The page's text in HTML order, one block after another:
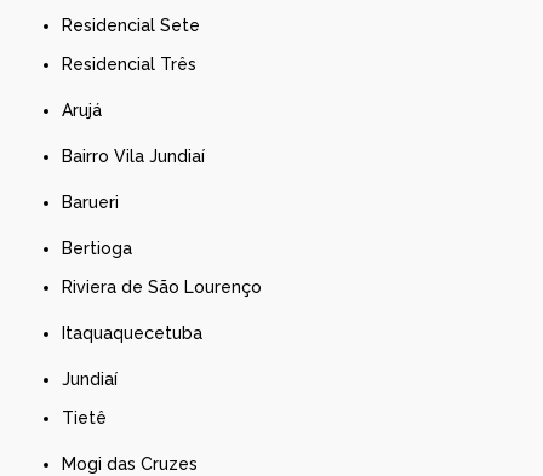
Residencial Sete
Residencial Três
Arujá
Bairro Vila Jundiaí
Barueri
Bertioga
Riviera de São Lourenço
Itaquaquecetuba
Jundiaí
Tietê
Mogi das Cruzes